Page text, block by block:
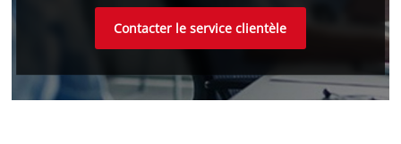
Contacter le service clientèle